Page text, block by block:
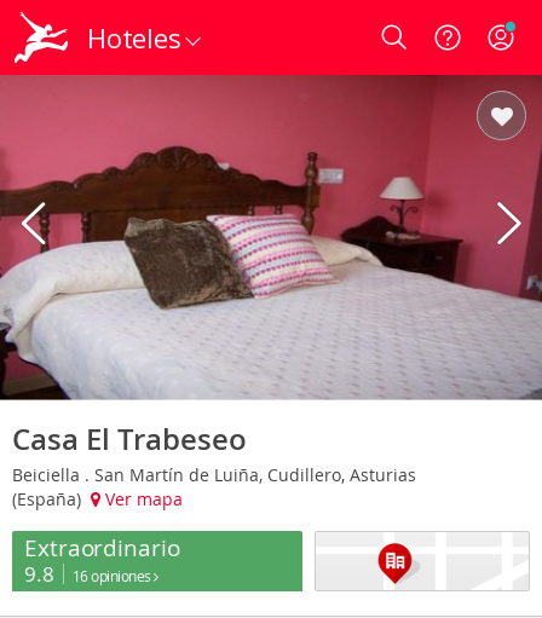
Hoteles Login
Casa El Trabeseo
Beiciella . San Martín de Luiña, Cudillero, Asturias
(España)
Ver mapa
Extraordinario
9.8 16 opiniones